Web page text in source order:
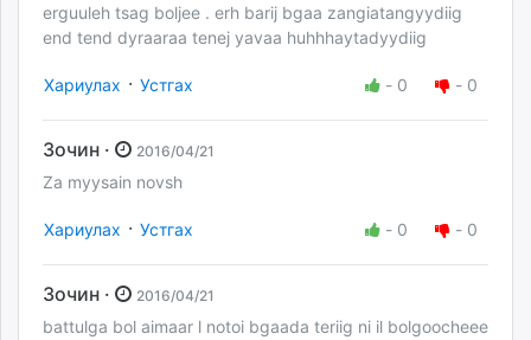
erguuleh tsag boljee . erh barij bgaa zangiatangyydiig
end tend dyraaraa tenej yavaa huhhhaytadyydiig
Хариулах · Устгах - 0 - 0
Зочин · 2016/04/21
Za myysain novsh
Хариулах · Устгах - 0 - 0
Зочин · 2016/04/21
battulga bol aimaar l notoi bgaada teriig ni il bolgoocheee